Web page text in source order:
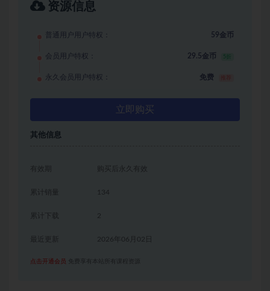
资源信息
普通用户用户特权： 59金币
会员用户特权： 29.5金币 5折
永久会员用户特权： 免费
立即购买
其他信息
有效期 购买后永久有效
累计销量 134
累计下载 2
2026年06月02日
点击开通会员 免费享有本站所有课程资源